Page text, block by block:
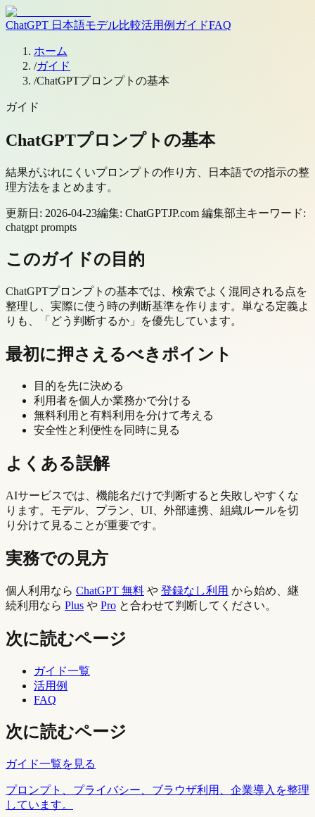
ChatGPT 日本語モデル比較活用例 ガイドFAQ
ホーム
/ガイド
/ChatGPTプロンプトの基本
ガイド
ChatGPTプロンプトの基本
結果がぶれにくいプロンプトの作り方、日本語での指示の整
理方法をまとめます。
更新日: 2026-04-23編集: ChatGPTJP.com 編集部主キーワード:
chatgpt prompts
このガイドの目的
ChatGPTプロンプトの基本では、検索でよく混同される点を
整理し、実際に使う時の判断基準を作ります。単なる定義よ
りも、「どう判断するか」を優先しています。
最初に押さえるべきポイント
目的を先に決める
利用者を個人か業務かで分ける
無料利用と有料利用を分けて考える
安全性と利便性を同時に見る
よくある誤解
AIサービスでは、機能名だけで判断すると失敗しやすくな
ります。モデル、プラン、UI、外部連携、組織ルールを切
り分けて見ることが重要です。
実務での見方
個人利用なら ChatGPT 無料 や 登録なし利用 から始め、継
続利用なら Plus や Pro と合わせて判断してください。
次に読むページ
ガイド一覧
活用例
FAQ
次に読むページ
ガイド一覧を見る
プロンプト、プライバシー、ブラウザ利用、企業導入を整理
しています。